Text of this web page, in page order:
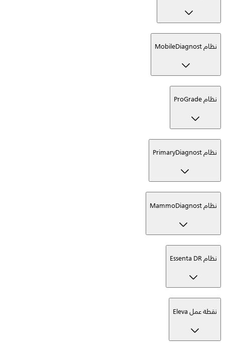
نظام MobileDiagnost
نظام ProGrade
نظام PrimaryDiagnost
نظام MammoDiagnost
نظام Essenta DR
نقطة عمل Eleva